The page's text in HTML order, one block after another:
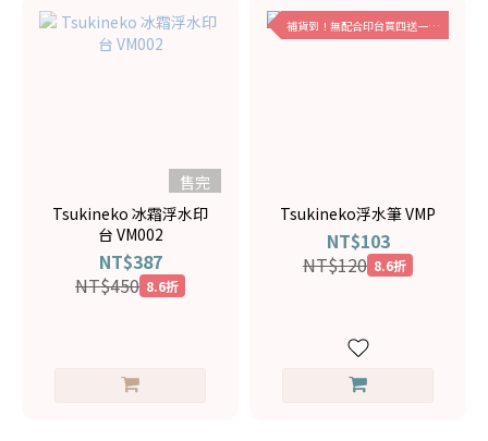
售完
Tsukineko 冰霜浮水印
台 VM002
NT$387
NT$450 8.6折
補貨到！無配合印台買四送一呦！
Tsukineko浮水筆 VMP
NT$103
NT$120 8.6折